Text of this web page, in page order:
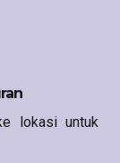
lokasi untuk